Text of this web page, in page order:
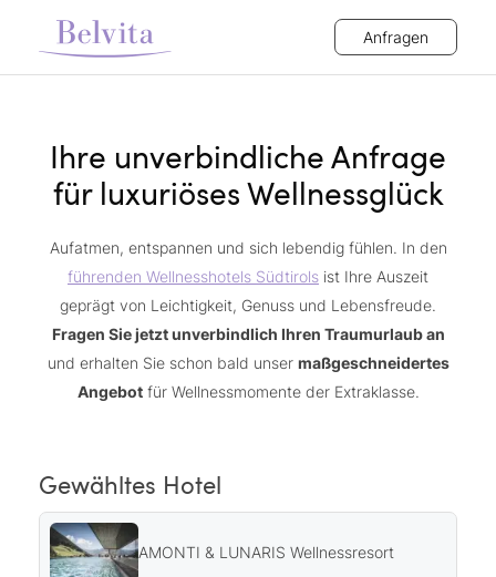
Anfragen
Ihre unverbindliche Anfrage
für luxuriöses Wellnessglück
Aufatmen, entspannen und sich lebendig fühlen. In den
führenden Wellnesshotels Südtirols ist Ihre Auszeit
geprägt von Leichtigkeit, Genuss und Lebensfreude.
Fragen Sie jetzt unverbindlich Ihren Traumurlaub an
und erhalten Sie schon bald unser maßgeschneidertes
Angebotfür Wellnessmomente der Extraklasse.
Gewähltes Hotel
AMONTI & LUNARIS Wellnessresort